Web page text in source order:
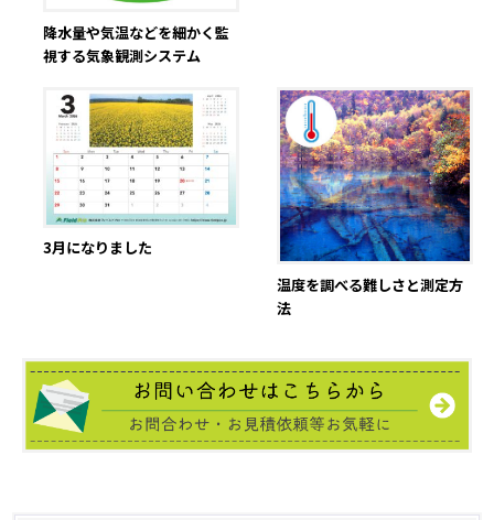
降水量や気温などを細かく監
視する気象観測システム
3月になりました
温度を調べる難しさと測定方
法